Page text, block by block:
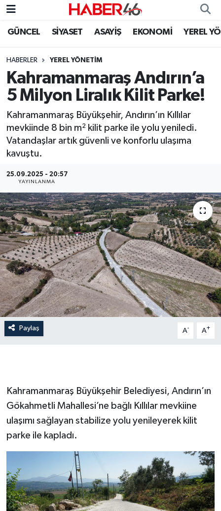
GÜNCEL SİYASET ASAYİŞ EKONOMİ YEREL
HABERLER YEREL YÖNETİM
Kahramanmaraş Andırın’a
5 Milyon Liralık Kilit Parke!
Kahramanmaraş Büyükşehir, Andırın’ın Kıllılar
mevkiinde 8 bin m² kilit parke ile yolu yeniledi.
Vatandaşlar artık güvenli ve konforlu ulaşıma
kavuştu.
25.09.2025 - 20:57
YAYINLANMA
Paylaş A- A+
Kahramanmaraş Büyükşehir Belediyesi, Andırın’ın
Gökahmetli Mahallesi’ne bağlı Kıllılar mevkiine
ulaşımı sağlayan stabilize yolu yenileyerek kilit
parke ile kapladı.
GÜNCEL
SİYASET
EKONOMİ
SPOR
YAŞAM
EĞİTİM
İLÇE HABERLERİ
KÜLTÜR-SANAT
KSÜ
DÜNYA
KADIN-AİLE
YEREL YÖNETİM
MEDYA
SEÇİM 2011
ÜÇÜNCÜ SAYFA
Nöbetçi Eczaneler
Hava Durumu
Kahramanmaraş Namaz Vakitleri
Trafik Durumu
Süper Lig Puan Durumu ve Fikstür
Haber Arşivi